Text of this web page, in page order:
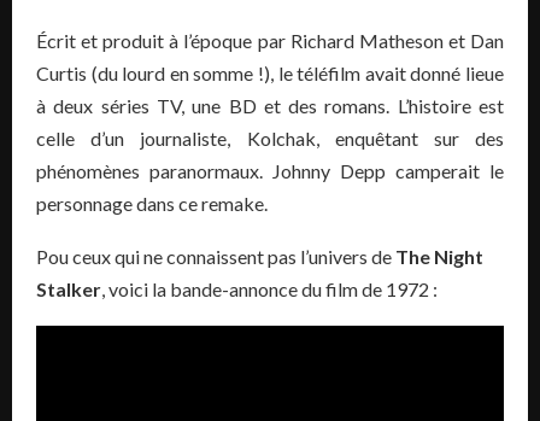
Écrit et produit à l’époque par Richard Matheson et Dan
Curtis (du lourd en somme !), le téléfilm avait donné lieue
à deux séries TV, une BD et des romans. L’histoire est
celle d’un journaliste, Kolchak, enquêtant sur des
phénomènes paranormaux. Johnny Depp camperait le
personnage dans ce remake.
Pou ceux qui ne connaissent pas l’univers de The Night
Stalker, voici la bande-annonce du film de 1972 :